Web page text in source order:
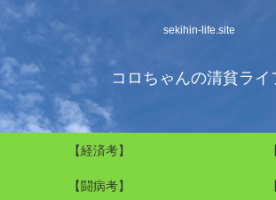
sekihin-life.site
コロちゃんの清貧ライ
【経済考】
【闘病考】